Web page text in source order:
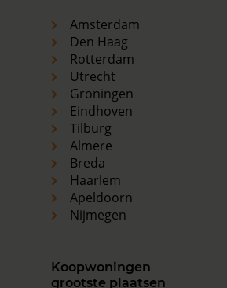
Amsterdam
Den Haag
Rotterdam
Utrecht
Groningen
Eindhoven
Tilburg
Almere
Breda
Haarlem
Apeldoorn
Nijmegen
Koopwoningen
grootste plaatsen